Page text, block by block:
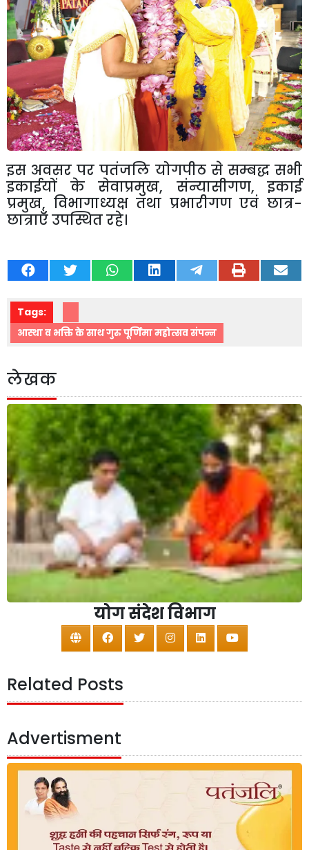
इस अवसर पर पतंजलि योगपीठ से सम्बद्ध सभी
इकाईयों के सेवाप्रमुख, संन्यासीगण, इकाई
प्रमुख, विभागाध्यक्ष तथा प्रभारीगण एवं छात्र-
छात्राएँ उपस्थित रहे।
Tags:
आस्था व भक्ति के साथ गुरु पूर्णिमा महोत्सव संपन्न
लेखक
योग संदेश विभाग
Related Posts
Advertisment